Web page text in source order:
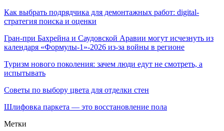
Как выбрать подрядчика для демонтажных работ: digital-
стратегия поиска и оценки
Гран-при Бахрейна и Саудовской Аравии могут исчезнуть из
календаря «Формулы-1»-2026 из-за войны в регионе
Туризм нового поколения: зачем люди едут не смотреть, а
испытывать
Советы по выбору цвета для отделки стен
Шлифовка паркета — это восстановление пола
Метки